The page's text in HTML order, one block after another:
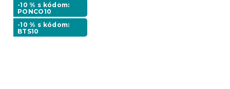
-10 % s kódom:
PONCO10
-10 % s kódom:
BTS10